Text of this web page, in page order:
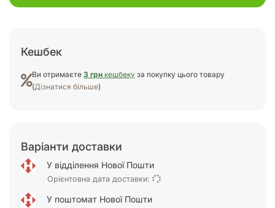
Кешбек
Ви отримаєте 3 грн кешбеку за покупку цього товару
(Дізнатися більше)
Варіанти доставки
У відділення Нової Пошти
Орієнтовна дата доставки:
У поштомат Нової Пошти